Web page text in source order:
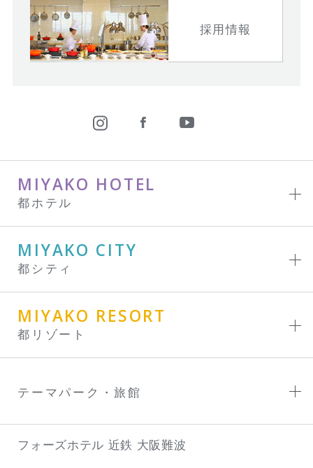
採用情報
MIYAKO HOTEL
都ホテル
MIYAKO CITY
都シティ
MIYAKO RESORT
都リゾート
テーマパーク・旅館
フォーズホテル 近鉄 大阪難波